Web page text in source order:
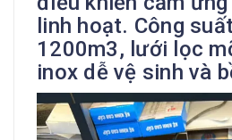
linh hoạt. Công
1200m3, lưới lọc
inox dễ vệ sinh và